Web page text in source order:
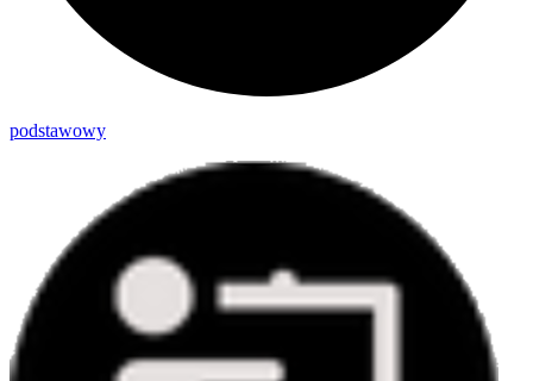
podstawowy